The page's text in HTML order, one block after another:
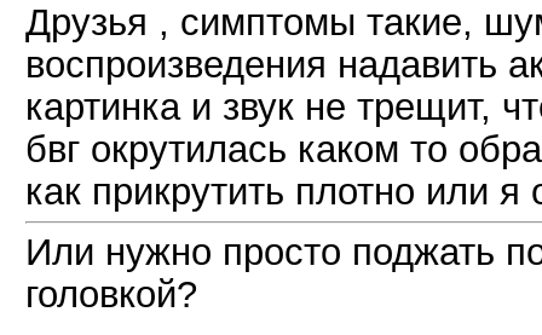
Друзья , симптомы такие,
воспроизведения надавить
картинка и звук не трещит,
бвг окрутилась каком то
как прикрутить плотно или
Или нужно просто поджать
головкой?